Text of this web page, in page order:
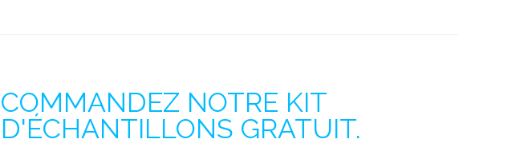
COMMANDEZ NOTRE KIT
D'ÉCHANTILLONS GRATUIT.